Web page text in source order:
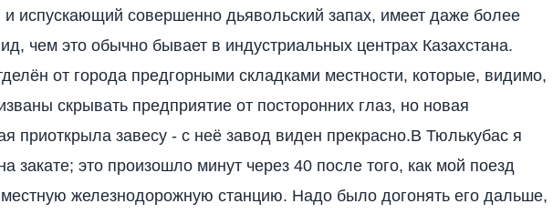
испускающий совершенно дьявольский запах, имеет даже более
чем это обычно бывает в индустриальных центрах Казахстана.
от города предгорными складками местности, которые, видимо,
скрывать предприятие от посторонних глаз, но новая
приоткрыла завесу - с неё завод виден прекрасно.В Тюлькубас я
закате; это произошло минут через 40 после того, как мой поезд
местную железнодорожную станцию. Надо было догонять его дальше,